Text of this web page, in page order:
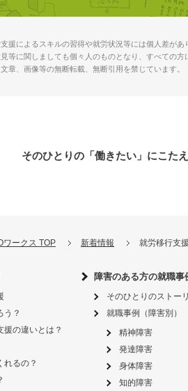
援によるスキルの習得や就労状況等には個人差があ
等に関しましても個々人のものとなり、すべての方
章、画像等の無断転載、無断引用を禁じています。
そのひとりの「働きたい」にこたえ
ワークス TOP 新着情報 就労移行支
う？
援の違いとは？
れるの？
障害のある方の就職事
そのひとりのストー
就職事例（障害別）
精神障害
発達障害
身体障害
知的障害